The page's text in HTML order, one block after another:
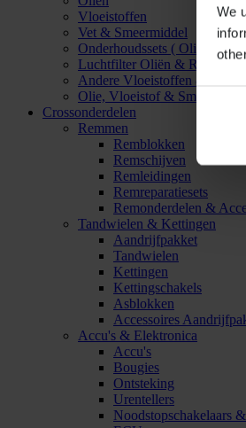
We
Vloeistoffen
Vet & Smeermiddel
Onderhoudssets ( Olie &
Luchtfilter Oliën & Reinigers
Andere Vloeistoffen &
Olie, Vloeistof &
Crossonderdelen
Remmen
Remblokken
Remschijven
Remleidingen
Remreparatiesets
Remonderdelen &
Tandwielen & Kettingen
Aandrijfpakket
Tandwielen
Kettingen
Kettingschakels
Asblokken
Accessoires
Accu's & Elektronica
Accu's
Bougies
Ontsteking
Urentellers
Noodstopschakelaars